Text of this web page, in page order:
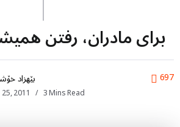
برای مادران، رفتن
بێهزاد
2011 3 Mins Read
697